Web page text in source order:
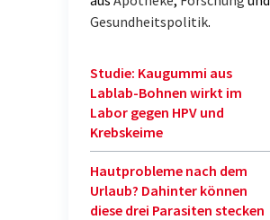
Gesundheitspolitik.
Studie: Kaugummi aus
Lablab-Bohnen wirkt im
Labor gegen HPV und
Krebskeime
Hautprobleme nach dem
Urlaub? Dahinter können
diese drei Parasiten stecken